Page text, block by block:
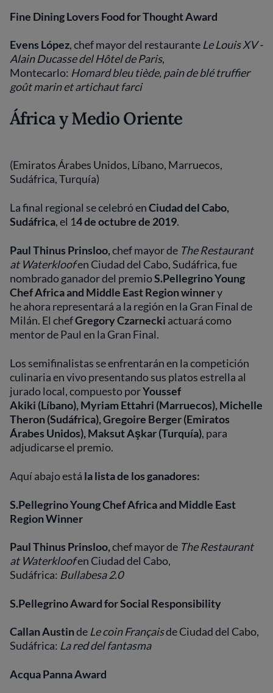
Fine Dining Lovers Food for Thought Award
Evens López, chef mayor del restaurante Le Louis XV -
Alain Ducasse del Hôtel de Paris,
Montecarlo: Homard bleu tiède, pain de blé truffier
goût marin et artichaut farci
África y Medio Oriente
(Emiratos Árabes Unidos, Líbano, Marruecos,
Sudáfrica, Turquía)
La final regional se celebró enCiudad del Cabo,
Sudáfrica, el 14 de octubre de 2019.
Paul Thinus Prinsloo,chef mayor de The Restaurant
at Waterkloofen Ciudad del Cabo, Sudáfrica, fue
nombrado ganador del premioS.Pellegrino Young
Chef Africa and Middle East Region winnery
he ahora representará a la región en la Gran Final de
Milán. El chefGregory Czarnecki​ actuará como
mentor de Paul en la Gran Final.
Los semifinalistas se enfrentarán en la competición
culinaria en vivo presentando sus platos estrella al
jurado local, compuesto porYoussef
Akiki (Líbano), Myriam Ettahri (Marruecos), Michelle
Theron (Sudáfrica), Gregoire Berger (Emiratos
Árabes Unidos), Maksut Aşkar (Turquía), para
adjudicarse el premio.
Aquí abajo está la lista de los ganadores:
S.Pellegrino Young Chef Africa and Middle East
Region Winner
Paul Thinus Prinsloo,chef mayor de The Restaurant
at Waterkloofen Ciudad del Cabo,
Sudáfrica: Bullabesa 2.0
S.Pellegrino Award for Social Responsibility
Callan Austinde Le coin Françaisde Ciudad del Cabo,
Sudáfrica: La red del fantasma
Acqua Panna Award